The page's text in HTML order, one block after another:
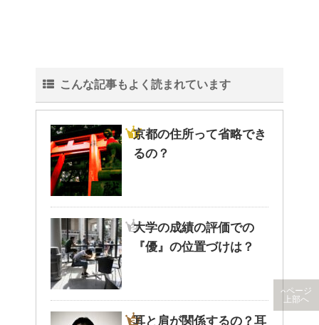
こんな記事もよく読まれています
京都の住所って省略でき
るの？
大学の成績の評価での
『優』の位置づけは？
耳と肩が関係するの？耳
ページ
上部へ